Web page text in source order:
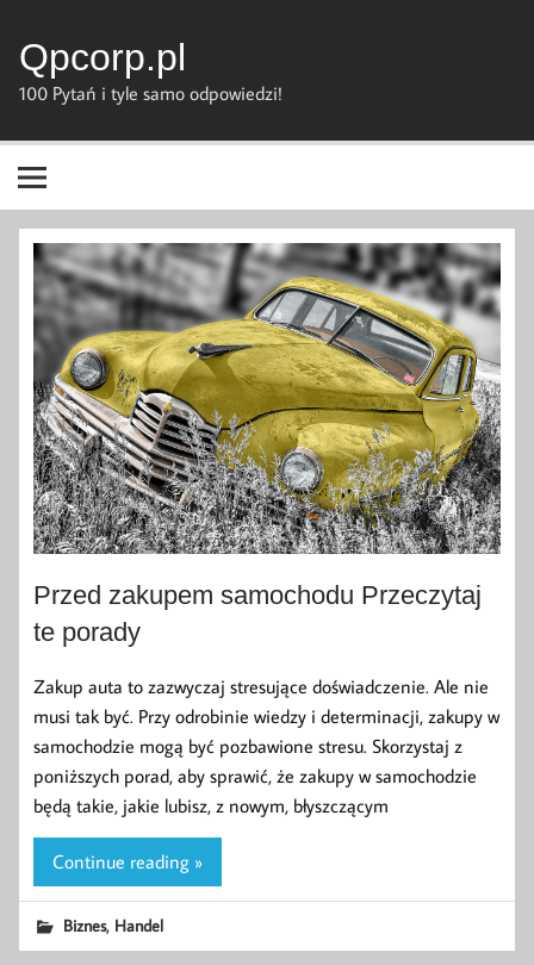
content
Qpcorp.pl
100 Pytań i tyle samo odpowiedzi!
Przed zakupem samochodu Przeczytaj
te porady
Zakup auta to zazwyczaj stresujące doświadczenie. Ale nie
musi tak być. Przy odrobinie wiedzy i determinacji, zakupy w
samochodzie mogą być pozbawione stresu. Skorzystaj z
poniższych porad, aby sprawić, że zakupy w samochodzie
będą takie, jakie lubisz, z nowym, błyszczącym
Continue reading »
Biznes, Handel